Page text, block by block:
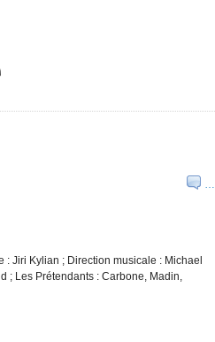
…
Jiri Kylian ; Direction musicale : Michael
; Les Prétendants : Carbone, Madin,